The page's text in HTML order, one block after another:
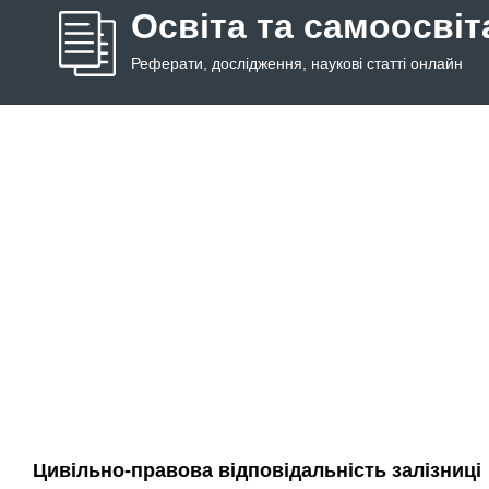
Освіта та
Реферати, дослідження, наукові статті онлайн
Цивільно-правова відповідальність залізниці